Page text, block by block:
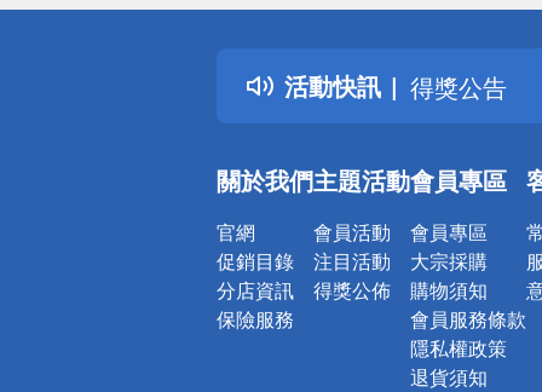
活動快訊
詐騙網頁！
得獎公告
熱門話題
銀行優惠
詐騙網頁！
關於我們
官網
促銷目錄
分店資訊
保險服務
主題活動
會員活動
注目活動
得獎公佈
會員專區
會員專區
大宗採購
購物須知
會員服務條款
隱私權政策
退貨須知